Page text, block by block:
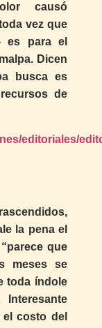
causó
vez que
es para el
Dicen
busca es
de
editoriales/
la pena el
que
meses se
toda índole
costo del